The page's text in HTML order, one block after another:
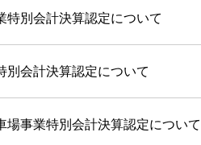
特別会計決算認定について
別会計決算認定について
場事業特別会計決算認定について